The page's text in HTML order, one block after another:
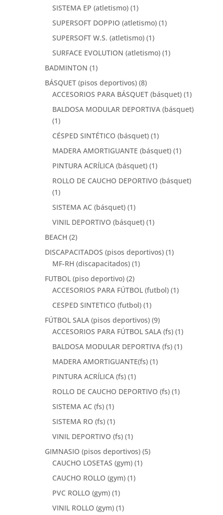
SISTEMA EP (atletismo) (1)
SUPERSOFT DOPPIO (atletismo) (1)
SUPERSOFT W.S. (atletismo) (1)
SURFACE EVOLUTION (atletismo) (1)
BADMINTON (1)
BÁSQUET (pisos deportivos) (8)
ACCESORIOS PARA BÁSQUET (básquet) (1)
BALDOSA MODULAR DEPORTIVA (básquet)
(1)
CÉSPED SINTÉTICO (básquet) (1)
MADERA AMORTIGUANTE (básquet) (1)
PINTURA ACRÍLICA (básquet) (1)
ROLLO DE CAUCHO DEPORTIVO (básquet)
(1)
SISTEMA AC (básquet) (1)
VINIL DEPORTIVO (básquet) (1)
BEACH (2)
DISCAPACITADOS (pisos deportivos) (1)
MF-RH (discapacitados) (1)
FUTBOL (piso deportivo) (2)
ACCESORIOS PARA FÚTBOL (futbol) (1)
CESPED SINTETICO (futbol) (1)
FÚTBOL SALA (pisos deportivos) (9)
ACCESORIOS PARA FÚTBOL SALA (fs) (1)
BALDOSA MODULAR DEPORTIVA (fs) (1)
MADERA AMORTIGUANTE(fs) (1)
PINTURA ACRÍLICA (fs) (1)
ROLLO DE CAUCHO DEPORTIVO (fs) (1)
SISTEMA AC (fs) (1)
SISTEMA RO (fs) (1)
VINIL DEPORTIVO (fs) (1)
GIMNASIO (pisos deportivos) (5)
CAUCHO LOSETAS (gym) (1)
CAUCHO ROLLO (gym) (1)
PVC ROLLO (gym) (1)
VINIL ROLLO (gym) (1)